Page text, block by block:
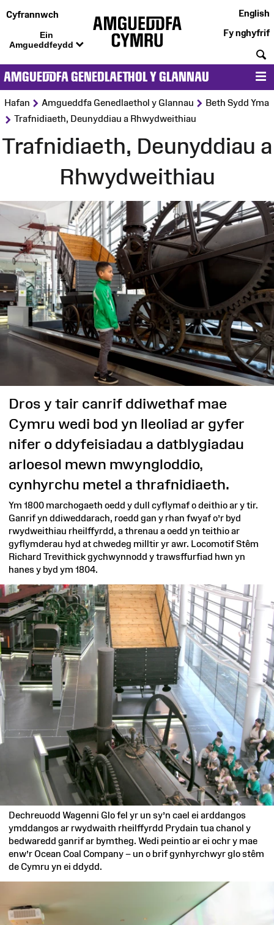
Cyfrannwch
Ein
Amgueddfeydd
English
Fy nghyfrif
AMGUEDDFA GENEDLAETHOL Y GLANNAU
Hafan >Amgueddfa Genedlaethol y Glannau >Beth Sydd Yma
>Trafnidiaeth, Deunyddiau a Rhwydweithiau
Trafnidiaeth, Deunyddiau a
Rhwydweithiau
Dros y tair canrif ddiwethaf mae
Cymru wedi bod yn lleoliad ar gyfer
nifer o ddyfeisiadau a datblygiadau
arloesol mewn mwyngloddio,
cynhyrchu metel a thrafnidiaeth.
Ym 1800 marchogaeth oedd y dull cyflymaf o deithio ar y tir.
Ganrif yn ddiweddarach, roedd gan y rhan fwyaf o’r byd
rwydweithiau rheilffyrdd, a threnau a oedd yn teithio ar
gyflymderau hyd at chwedeg milltir yr awr. Locomotif Stêm
Richard Trevithick gychwynnodd y trawsffurfiad hwn yn
hanes y byd ym 1804.
Dechreuodd Wagenni Glo fel yr un sy’n cael ei arddangos
ymddangos ar rwydwaith rheilffyrdd Prydain tua chanol y
bedwaredd ganrif ar bymtheg. Wedi peintio ar ei ochr y mae
enw’r Ocean Coal Company – un o brif gynhyrchwyr glo stêm
de Cymru yn ei ddydd.